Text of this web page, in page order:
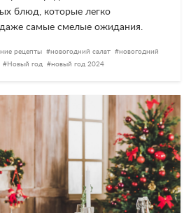
блюд, которые легко
самые смелые ожидания.
рецепты новогодний салат
новогодний
Новый год новый год 2024